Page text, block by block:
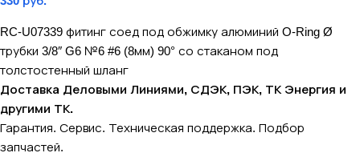
RC-U07339 фитинг соед под обжимку алюминий O-Ring Ø
трубки 3/8″ G6 №6 #6 (8мм) 90° со стаканом под
толстостенный шланг
Доставка Деловыми Линиями, СДЭК, ПЭК, ТК Энергия и
другими ТК.
Гарантия. Сервис. Техническая поддержка. Подбор
запчастей.